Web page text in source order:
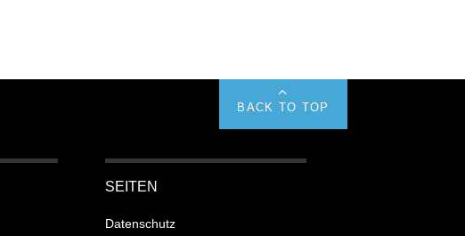
BACK TO TOP
SEITEN
Datenschutz